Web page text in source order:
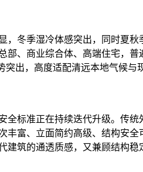
，冬季湿冷体感突出，同时夏秋
部、商业综合体、高端住宅，普
出，高度适配清远本地气候与
全标准正在持续迭代升级。传统
丰富、立面简约高级、结构安
筑的通透质感，又兼顾结构稳